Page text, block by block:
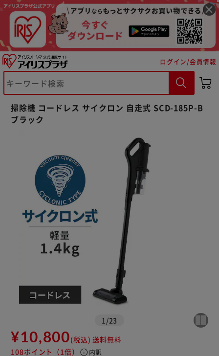
ログイン/会員情報
掃除機 コードレス サイクロン 自走式 SCD-185P-B
ブラック
1 /23
¥10,800(税込) 送料無料
108ポイント （1倍） info 内訳